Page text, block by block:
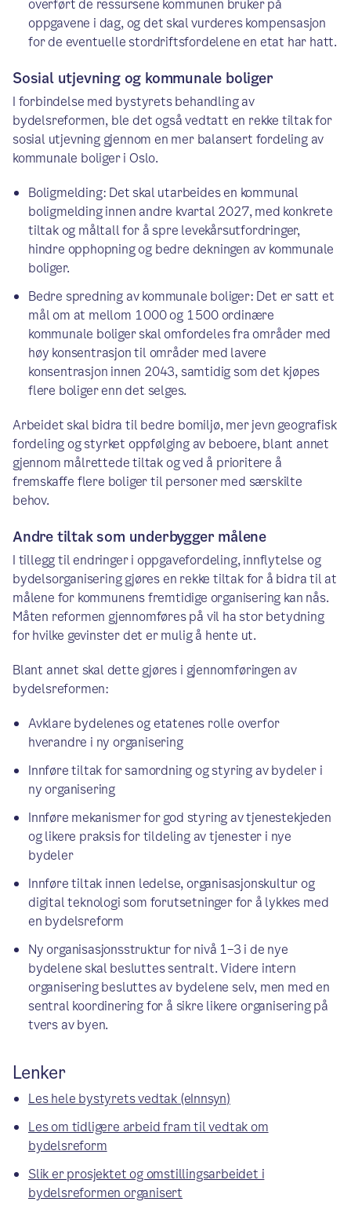
overført de ressursene kommunen bruker på
oppgavene i dag, og det skal vurderes kompensasjon
for de eventuelle stordriftsfordelene en etat har hatt.
Sosial utjevning og kommunale boliger
I forbindelse med bystyrets behandling av
bydelsreformen, ble det også vedtatt en rekke tiltak for
sosial utjevning gjennom en mer balansert fordeling av
kommunale boliger i Oslo.
Boligmelding: Det skal utarbeides en kommunal
boligmelding innen andre kvartal 2027, med konkrete
tiltak og måltall for å spre levekårsutfordringer,
hindre opphopning og bedre dekningen av kommunale
boliger.
Bedre spredning av kommunale boliger: Det er satt et
mål om at mellom 1 000 og 1 500 ordinære
kommunale boliger skal omfordeles fra områder med
høy konsentrasjon til områder med lavere
konsentrasjon innen 2043, samtidig som det kjøpes
flere boliger enn det selges.
Arbeidet skal bidra til bedre bomiljø, mer jevn geografisk
fordeling og styrket oppfølging av beboere, blant annet
gjennom målrettede tiltak og ved å prioritere å
fremskaffe flere boliger til personer med særskilte
behov.
Andre tiltak som underbygger målene
I tillegg til endringer i oppgavefordeling, innflytelse og
bydelsorganisering gjøres en rekke tiltak for å bidra til at
målene for kommunens fremtidige organisering kan nås.
Måten reformen gjennomføres på vil ha stor betydning
for hvilke gevinster det er mulig å hente ut.
Blant annet skal dette gjøres i gjennomføringen av
bydelsreformen:
Avklare bydelenes og etatenes rolle overfor
hverandre i ny organisering
Innføre tiltak for samordning og styring av bydeler i
ny organisering
Innføre mekanismer for god styring av tjenestekjeden
og likere praksis for tildeling av tjenester i nye
bydeler
Innføre tiltak innen ledelse, organisasjonskultur og
digital teknologi som forutsetninger for å lykkes med
en bydelsreform
Ny organisasjonsstruktur for nivå 1–3 i de nye
bydelene skal besluttes sentralt. Videre intern
organisering besluttes av bydelene selv, men med en
sentral koordinering for å sikre likere organisering på
tvers av byen.
Lenker
Les hele bystyrets vedtak (eInnsyn)
Les om tidligere arbeid fram til vedtak om
bydelsreform
Slik er prosjektet og omstillingsarbeidet i
bydelsreformen organisert